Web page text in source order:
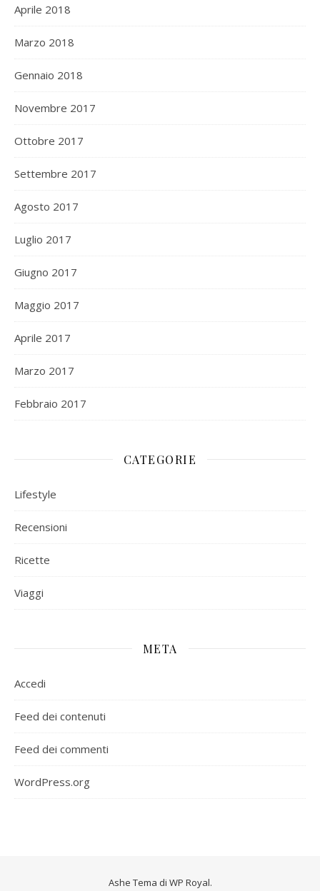
Aprile 2018
Marzo 2018
Gennaio 2018
Novembre 2017
Ottobre 2017
Settembre 2017
Agosto 2017
Luglio 2017
Giugno 2017
Maggio 2017
Aprile 2017
Marzo 2017
Febbraio 2017
CATEGORIE
Lifestyle
Recensioni
Ricette
Viaggi
META
Accedi
Feed dei contenuti
Feed dei commenti
WordPress.org
Ashe Tema di WP Royal.